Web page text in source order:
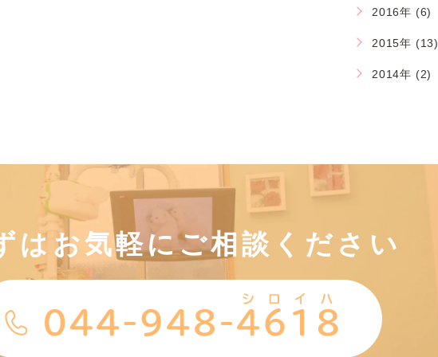
2016年 (6)
2015年 (13)
2014年 (2)
はお気軽にご相談ください